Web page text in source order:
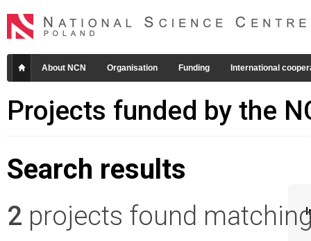
About NCN Organisation Funding International
Projects funded by the
Search results
2 projects found